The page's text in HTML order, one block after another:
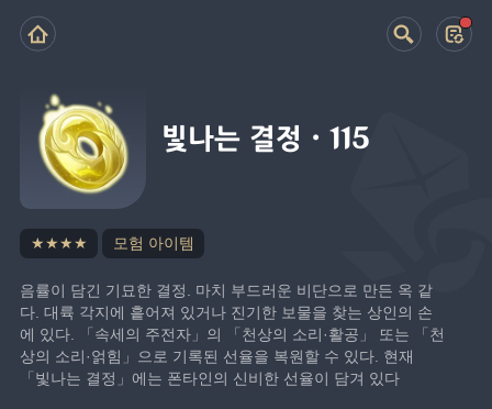
빛나는 결정·115
★★★★ 모험 아이템
음률이 담긴 기묘한 결정. 마치 부드러운 비단으로 만든 옥 같
다. 대륙 각지에 흩어져 있거나 진기한 보물을 찾는 상인의 손
에 있다. 「속세의 주전자」의 「천상의 소리·활공」 또는 「천
상의 소리·얽힘」으로 기록된 선율을 복원할 수 있다. 현재
「빛나는 결정」에는 폰타인의 신비한 선율이 담겨 있다